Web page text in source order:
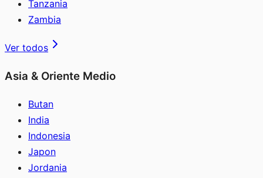
Tanzania
Zambia
Ver todos
Asia & Oriente Medio
Butan
India
Indonesia
Japon
Jordania